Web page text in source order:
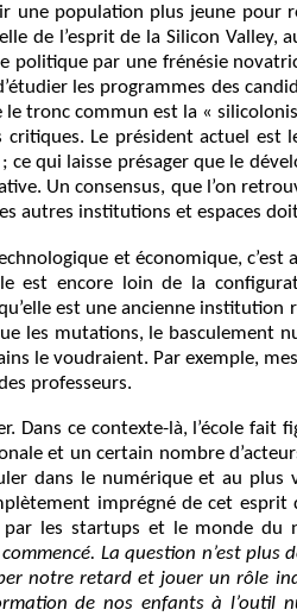
une population plus jeune pour
de l’esprit de la Silicon Valley,
politique par une frénésie
les programmes des
tronc commun est la «
Le président actuel est
qui laisse présager que le
Un consensus, que l’on
autres institutions et espaces
et économique,
est encore loin de la
est une ancienne institution
les mutations, le basculement
le voudraient. Par exemple,
professeurs.
Dans ce contexte-là, l’école fait
et un certain nombre
dans le numérique et au plus
imprégné de cet esprit
les startups et le monde du
La question n’est plus
notre retard et jouer un rôle
de nos enfants à l’outil